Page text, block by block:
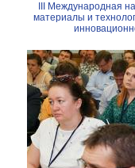
III Международная
материалы и